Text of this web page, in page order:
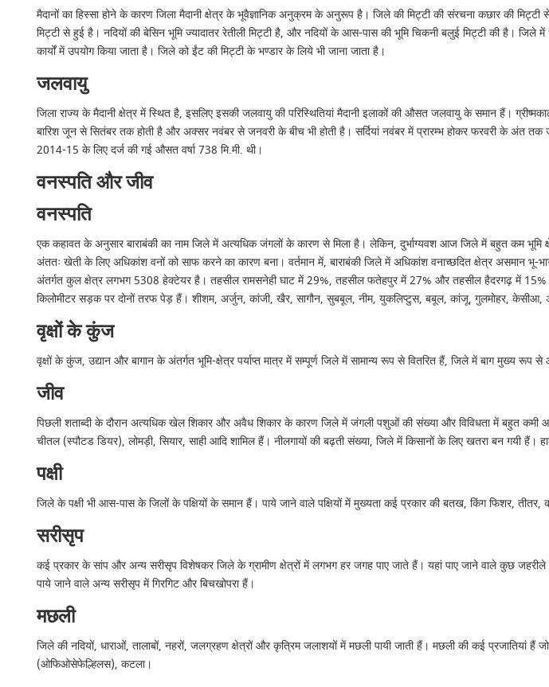
मैदानों का हिस्सा होने के कारण जिला मैदानी क्षेत्र के भूवैज्ञानिक अनुक्रम के अनुरूप है। जिले की मिट्टी की संरचना कछार की मिट्टी
मिट्टी से हुई है। नदियों की बेसिन भूमि ज्यादातर रेतीली मिट्टी है, और नदियों के आस-पास की भूमि चिकनी बलुई मिट्टी की है। जिले
कार्यों में उपयोग किया जाता है। जिले को ईंट की मिट्टी के भण्डार के लिये भी जाना जाता है।
जलवायु
जिला राज्य के मैदानी क्षेत्र में स्थित है, इसलिए इसकी जलवायु की परिस्थितियां मैदानी इलाकों की औसत जलवायु के समान हैं।
बारिश जून से सितंबर तक होती है और अक्सर नवंबर से जनवरी के बीच भी होती है। सर्दियां नवंबर में प्रारम्भ होकर फरवरी के अंत
2014-15 के लिए दर्ज की गई औसत वर्षा 738 मि.मी. थी।
वनस्पति और जीव
वनस्पति
एक कहावत के अनुसार बाराबंकी का नाम जिले में अत्यधिक जंगलों के कारण से मिला है। लेकिन, दुर्भाग्यवश आज जिले में बहुत कम
अंततः खेती के लिए अधिकांश वनों को साफ करने का कारण बना। वर्तमान में, बाराबंकी जिले में अधिकांश वनाच्छदित क्षेत्र असमान
अंतर्गत कुल क्षेत्र लगभग 5308 हेक्टेयर है। तहसील रामसनेही घाट में 29%, तहसील फतेहपुर में 27% और तहसील हैदरगढ़ में
किलोमीटर सड़क पर दोनों तरफ पेड़ हैं। शीशम, अर्जुन, कांजी, खैर, सागौन, सुबबूल, नीम, युकलिप्टुस, बबूल, कांजू, गुलमोहर, केसीआ,
वृक्षों के कुंज
वृक्षों के कुंज, उद्यान और बागान के अंतर्गत भूमि-क्षेत्र पर्याप्त मात्र में सम्पूर्ण जिले में सामान्य रूप से वितरित हैं, जिले में बाग मुख्य
जीव
पिछली शताब्दी के दौरान अत्यधिक खेल शिकार और अवैध शिकार के कारण जिले में जंगली पशुओं की संख्या और विविधता में बहुत कमी
चीतल (स्पौटड डियर), लोमड़ी, सियार, साही आदि शामिल हैं। नीलगायों की बढ़ती संख्या, जिले में किसानों के लिए खतरा बन गयी हैं।
पक्षी
जिले के पक्षी भी आस-पास के जिलों के पक्षियों के समान हैं। पाये जाने वाले पक्षियों में मुख्यता कई प्रकार की बतख, किंग फिशर, तीतर,
सरीसृप
कई प्रकार के सांप और अन्य सरीसृप विशेषकर जिले के ग्रामीण क्षेत्रों में लगभग हर जगह पाए जाते हैं। यहां पाए जाने वाले कुछ
पाये जाने वाले अन्य सरीसृप में गिरगिट और बिचखोपरा हैं।
मछली
जिले की नदियों, धाराओं, तालाबों, नहरों, जलग्रहण क्षेत्रों और कृत्रिम जलाशयों में मछली पायी जाती हैं। मछली की कई प्रजातियां
(ओफिओसेफेल्हिलस), कटला।